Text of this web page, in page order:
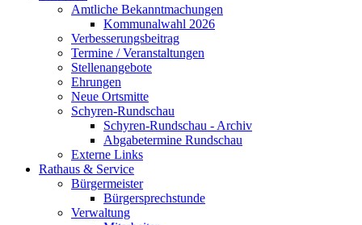
Amtliche Bekanntmachungen
Kommunalwahl 2026
Verbesserungsbeitrag
Termine / Veranstaltungen
Stellenangebote
Ehrungen
Neue Ortsmitte
Schyren-Rundschau
Schyren-Rundschau - Archiv
Abgabetermine Rundschau
Externe Links
Rathaus & Service
Bürgermeister
Bürgersprechstunde
Verwaltung